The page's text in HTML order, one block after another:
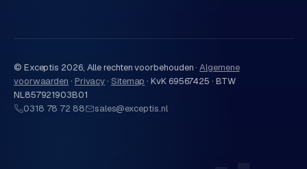
© Exceptis 2026, Alle rechten voorbehouden · Algemene
voorwaarden · Privacy· Sitemap ·KvK 69567425 · BTW
NL857921903B01
0318 78 72 88
sales@exceptis.nl